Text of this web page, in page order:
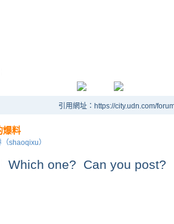
引用網址：https://city.udn.com/
爆料
shaoqixu）
Which one? Can you post?